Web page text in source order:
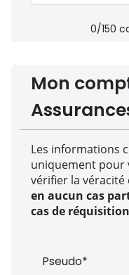
0/150
Mon
Les informations
uniquement pour
vérifier la véracité
en aucun cas
cas de
Pseudo*